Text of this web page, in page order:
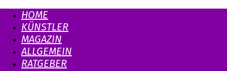
HOME
KÜNSTLER
MAGAZIN
ALLGEMEIN
RATGEBER